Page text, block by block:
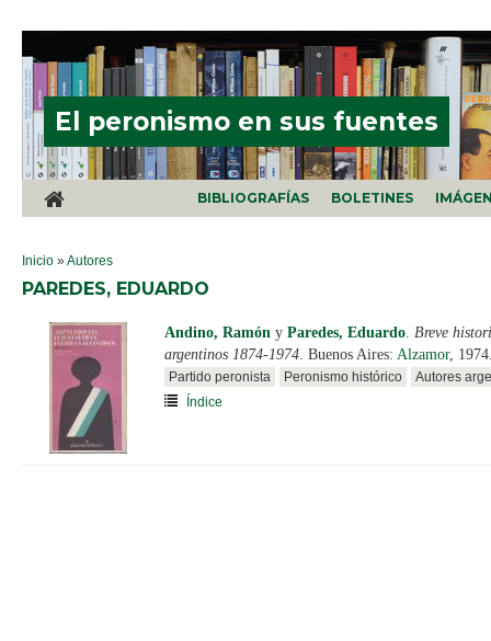
El peronismo en sus fuentes
BIBLIOGRAFÍAS BOLETINES
SE ENCUENTRA USTED AQUÍ
Inicio »Autores
PAREDES, EDUARDO
Andino, Ramón y Paredes, Eduardo. Breve
argentinos 1874-1974. Buenos Aires: Alzamor,
Partido peronista Peronismo histórico
Autores
Índice